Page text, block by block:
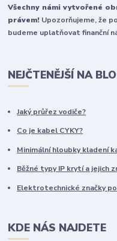
Všechny námi vytvořené
právem! Upozorňujeme, že
budeme uplatňovat finanční
NEJČTENĚJŠÍ NA
Jaký průřez vodiče?
Co je kabel CYKY?
Minimální hloubky kladení
Běžné typy IP krytí a jejich
Elektrotechnické značky
KDE NÁS NAJDETE